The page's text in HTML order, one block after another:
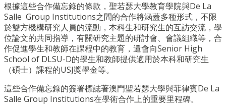
根據這些合作備忘錄的條款，聖若瑟大學教育學院與De La
Salle Group Institutions之間的合作將涵蓋多種形式，不限
於雙方機構研究人員的流動，本科生和研究生的互訪交流，學
位論文的共同指導，有關研究主題的研討會、會議組織等，合
作促進學生和教師在課程中的教育，還會向Senior High
School of DLSU-D的學生和教師提供適用於本科和研究生
（碩士）課程的USJ獎學金等。
這些合作備忘錄的簽署標誌著澳門聖若瑟大學與菲律賓De La
Salle Group Institutions在學術合作上的重要里程碑。